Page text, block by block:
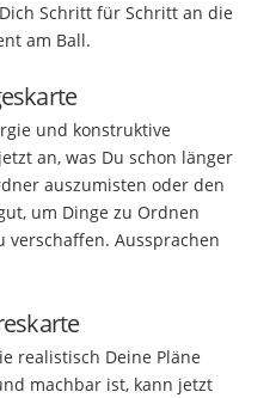
Schritt für Schritt an die
am Ball.
und konstruktive
an, was Du schon länger
auszumisten oder den
um Dinge zu Ordnen
verschaffen. Aussprachen
realistisch Deine Pläne
machbar ist, kann jetzt